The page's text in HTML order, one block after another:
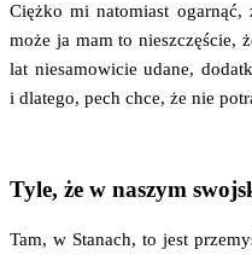
Cięż­ko mi nato­miast
może ja mam to nie­szczę­ście,
lat nie­sa­mo­wi­cie uda­ne,
i dla­te­go, pech chce, że nie
Tyle, że w naszym
Tam, w Sta­nach, to jest